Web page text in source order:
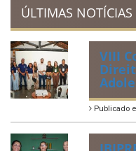
ÚLTIMAS NOTÍCIAS
VIII
Publicado